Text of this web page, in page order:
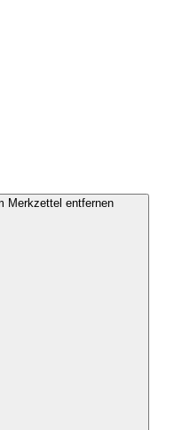
Merkzettel entfernen